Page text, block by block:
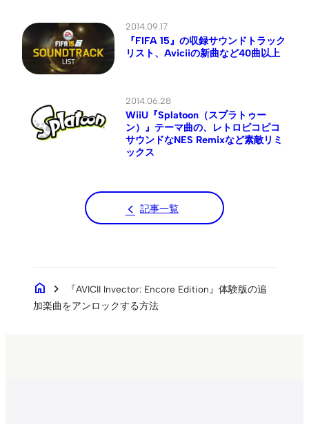
2014.09.17
『FIFA 15』の収録サウンドトラック
リスト、Aviciiの新曲など40曲以上
2014.06.28
WiiU『Splatoon（スプラトゥー
ン）』テーマ曲の、レトロピコピコ
サウンドなNES Remixなど素敵リミ
ックス
記事一覧
home chevron_right
『AVICII Invector: Encore Edition』体験版の追
加楽曲をアンロックする方法